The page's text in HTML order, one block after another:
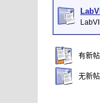
有新
无新